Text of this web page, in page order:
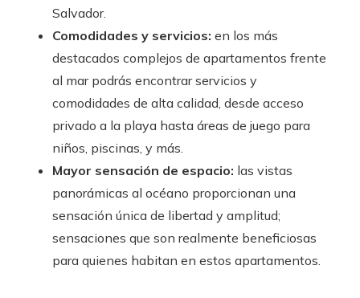
Salvador.
Comodidades y servicios: en los más
destacados complejos de apartamentos frente
al mar podrás encontrar servicios y
comodidades de alta calidad, desde acceso
privado a la playa hasta áreas de juego para
niños, piscinas, y más.
Mayor sensación de espacio: las vistas
panorámicas al océano proporcionan una
sensación única de libertad y amplitud;
sensaciones que son realmente beneficiosas
para quienes habitan en estos apartamentos.